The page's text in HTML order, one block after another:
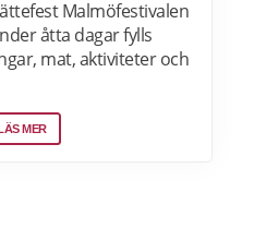
Malmöfestivalen
åtta dagar fylls
mat, aktiviteter och
är gratis! Läs
MER